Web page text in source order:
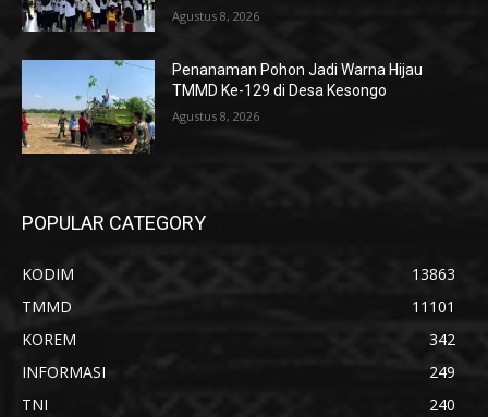
Agustus 8, 2026
Penanaman Pohon Jadi Warna Hijau
TMMD Ke-129 di Desa Kesongo
Agustus 8, 2026
POPULAR CATEGORY
KODIM
13863
TMMD
11101
KOREM
342
INFORMASI
249
TNI
240